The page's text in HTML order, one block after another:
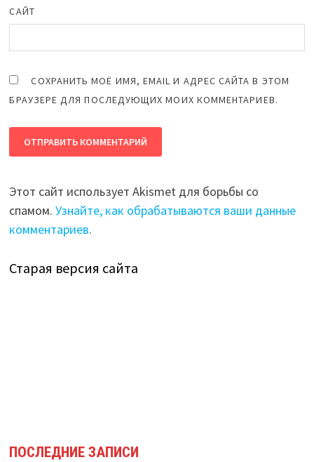
САЙТ
СОХРАНИТЬ МОЁ ИМЯ, EMAIL И АДРЕС САЙТА В ЭТОМ
БРАУЗЕРЕ ДЛЯ ПОСЛЕДУЮЩИХ МОИХ КОММЕНТАРИЕВ.
Этот сайт использует Akismet для борьбы со
спамом.Узнайте, как обрабатываются ваши данные
комментариев.
Старая версия сайта
ПОСЛЕДНИЕ ЗАПИСИ